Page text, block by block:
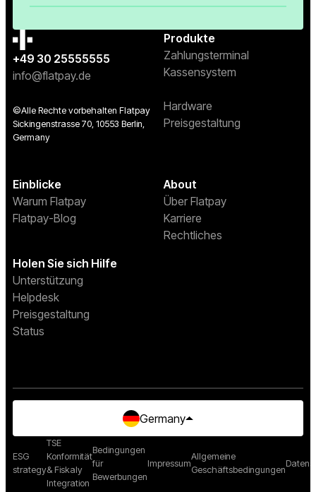
+49 30 25555555
info@flatpay.de
©Alle Rechte vorbehalten Flatpay
Sickingenstrasse 70, 10553 Berlin,
Germany
Produkte
Zahlungsterminal
Kassensystem
Hardware
Preisgestaltung
Einblicke
Warum Flatpay
Flatpay-Blog
About
Über Flatpay
Karriere
Rechtliches
Holen Sie sich Hilfe
Unterstützung
Helpdesk
Preisgestaltung
Status
Germany
ESG
strategy
TSE
Konformität
& Fiskaly
Integration
Bedingungen
für
Bewerbungen
Impressum
Allgemeine
Geschäftsbedingungen